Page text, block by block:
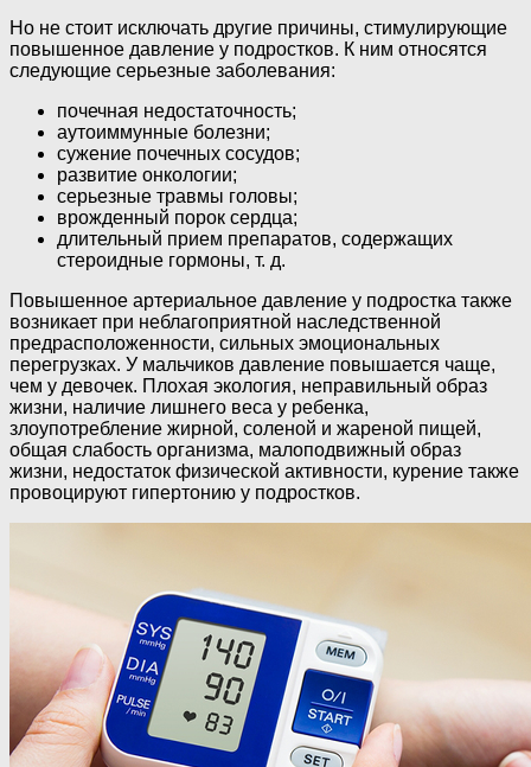
Но не стоит исключать другие причины, стимулирующие
повышенное давление у подростков. К ним относятся
следующие серьезные заболевания:
почечная недостаточность;
аутоиммунные болезни;
сужение почечных сосудов;
развитие онкологии;
серьезные травмы головы;
врожденный порок сердца;
длительный прием препаратов, содержащих
стероидные гормоны, т. д.
Повышенное артериальное давление у подростка также
возникает при неблагоприятной наследственной
предрасположенности, сильных эмоциональных
перегрузках. У мальчиков давление повышается чаще,
чем у девочек. Плохая экология, неправильный образ
жизни, наличие лишнего веса у ребенка,
злоупотребление жирной, соленой и жареной пищей,
общая слабость организма, малоподвижный образ
жизни, недостаток физической активности, курение также
провоцируют гипертонию у подростков.